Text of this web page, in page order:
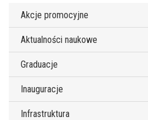
Akcje promocyjne
Aktualności naukowe
Graduacje
Inauguracje
Infrastruktura